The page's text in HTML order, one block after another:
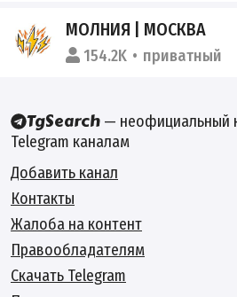
МОЛНИЯ | МОСКВА
154.2K приватный
— неофициальный
Telegram каналам
Добавить канал
Контакты
Жалоба на контент
Правообладателям
Скачать Telegram